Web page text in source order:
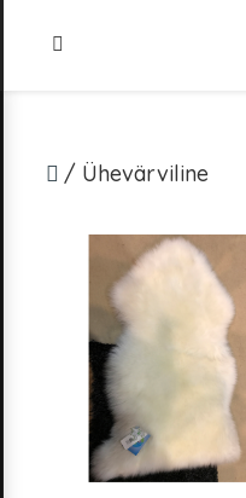
/ Ühevärviline